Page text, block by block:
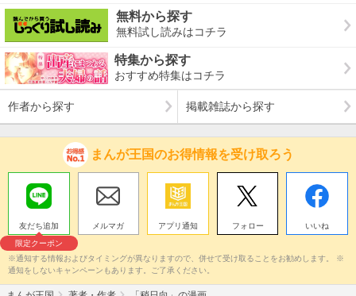
無料から探す
無料試し読みはコチラ
特集から探す
おすすめ特集はコチラ
作者から探す 掲載雑誌から探す
まんが王国のお得情報を受け取ろう
友だち追加
限定クーポン
メルマガ アプリ通知 フォロー いいね
※通知する情報およびタイミングが異なりますので、併せて受け取ることをお勧めします。 ※
通知をしないキャンペーンもあります。ご了承ください。